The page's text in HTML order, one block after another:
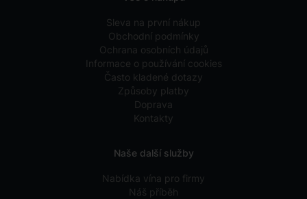
Sleva na první nákup
Obchodní podmínky
Ochrana osobních údajů
Informace o používání cookies
Často kladené dotazy
Způsoby platby
Doprava
Kontakty
Naše další služby
Nabídka vína pro firmy
Náš příběh